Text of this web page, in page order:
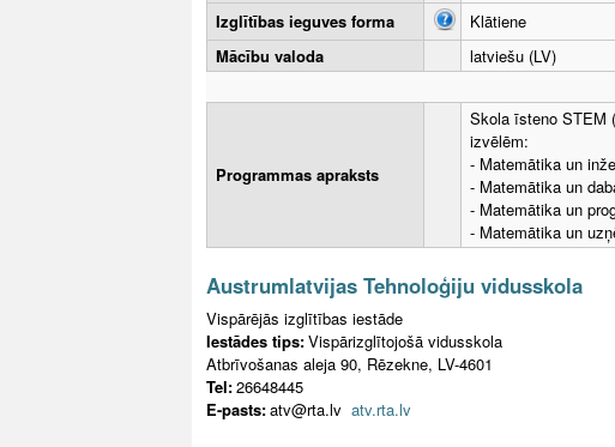
Izglītības ieguves forma
Klātiene
Mācību valoda
latviešu (LV)
Programmas apraksts
Skola īsteno STEM
izvēlēm:
- Matemātika un
- Matemātika un
- Matemātika un
- Matemātika un
Austrumlatvijas Tehnoloģiju vidusskola
Vispārējās izglītības iestāde
Iestādes tips:Vispārizglītojošā vidusskola
Atbrīvošanas aleja 90, Rēzekne, LV-4601
Tel:26648445
E-pasts:atv@rta.lv atv.rta.lv